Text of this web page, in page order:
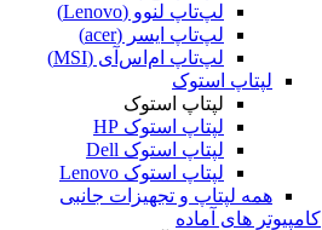
لپ‌تاپ لنوو (Lenovo)
لپ‌تاپ ایسر (acer)
لپ‌تاپ ام‌اس‌آی (MSI)
لپتاپ استوک
لپتاپ استوک
لپتاپ استوک HP
لپتاپ استوک Dell
لپتاپ استوک Lenovo
همه لپتاپ و تجهیزات جانبی
کامپیوتر های آماده